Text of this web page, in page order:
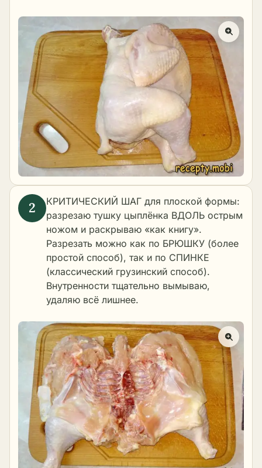
КРИТИЧЕСКИЙ ШАГ для плоской формы:
разрезаю тушку цыплёнка ВДОЛЬ острым
ножом и раскрываю «как книгу».
Разрезать можно как по БРЮШКУ (более
простой способ), так и по СПИНКЕ
(классический грузинский способ).
Внутренности тщательно вымываю,
удаляю всё лишнее.